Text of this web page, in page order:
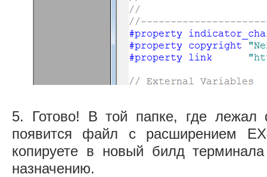
5. Готово! В той папке, где лежал
появится файл с расширением
копируете в новый билд
назначению.